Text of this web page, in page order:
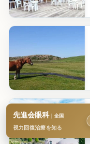
先進会眼科｜全国
視力回復治療を知る